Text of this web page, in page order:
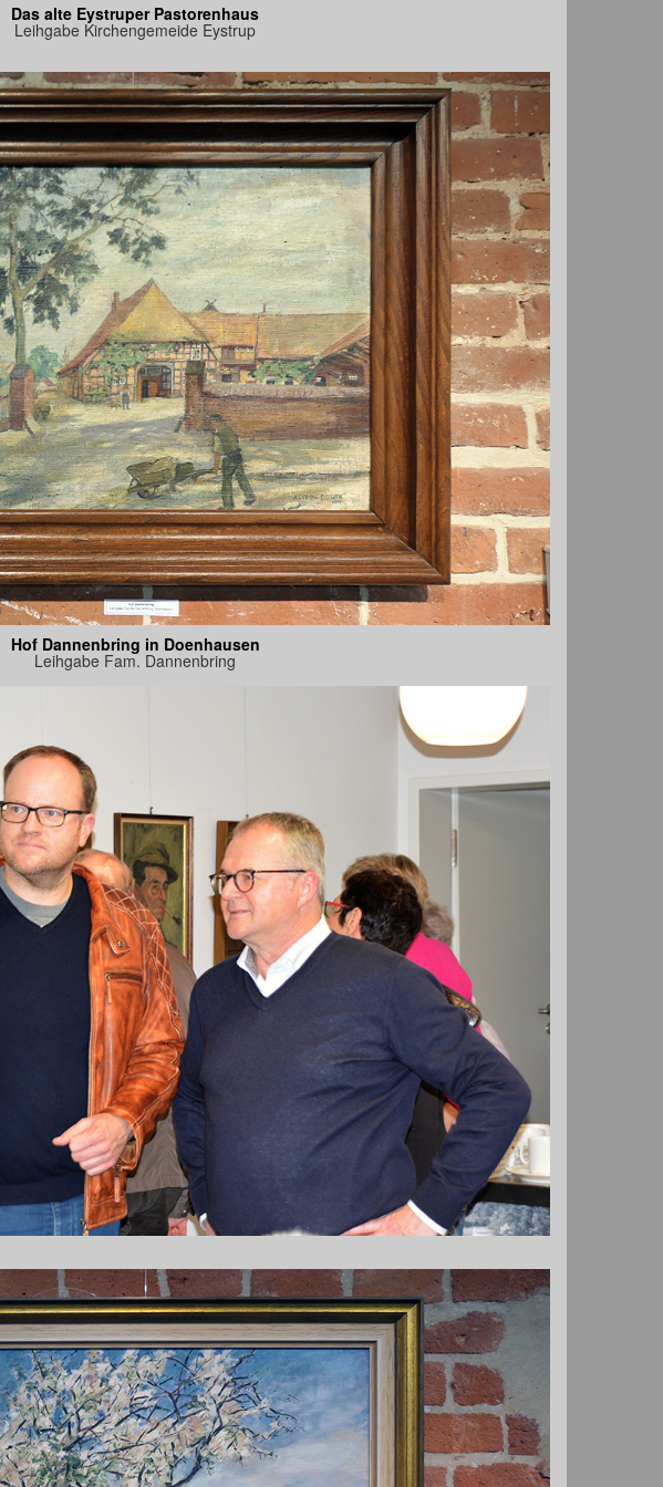
Das alte Eystruper Pastorenhaus
Leihgabe Kirchengemeide Eystrup
Hof Dannenbring in Doenhausen
Leihgabe Fam. Dannenbring